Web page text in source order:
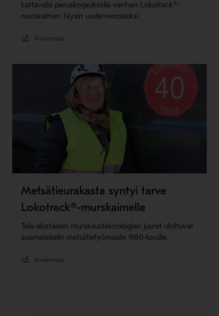
kattavalla peruskorjauksella vanhan Lokotrack®-
murskaimen täysin uudenveroiseksi.
Kiviainesala
Metsätieurakasta syntyi tarve
Lokotrack®-murskaimelle
Tela-alustaisen murskausteknologian juuret ulottuvat
suomalaiselle metsätietyömaalle 1980-luvulle.
Kiviainesala